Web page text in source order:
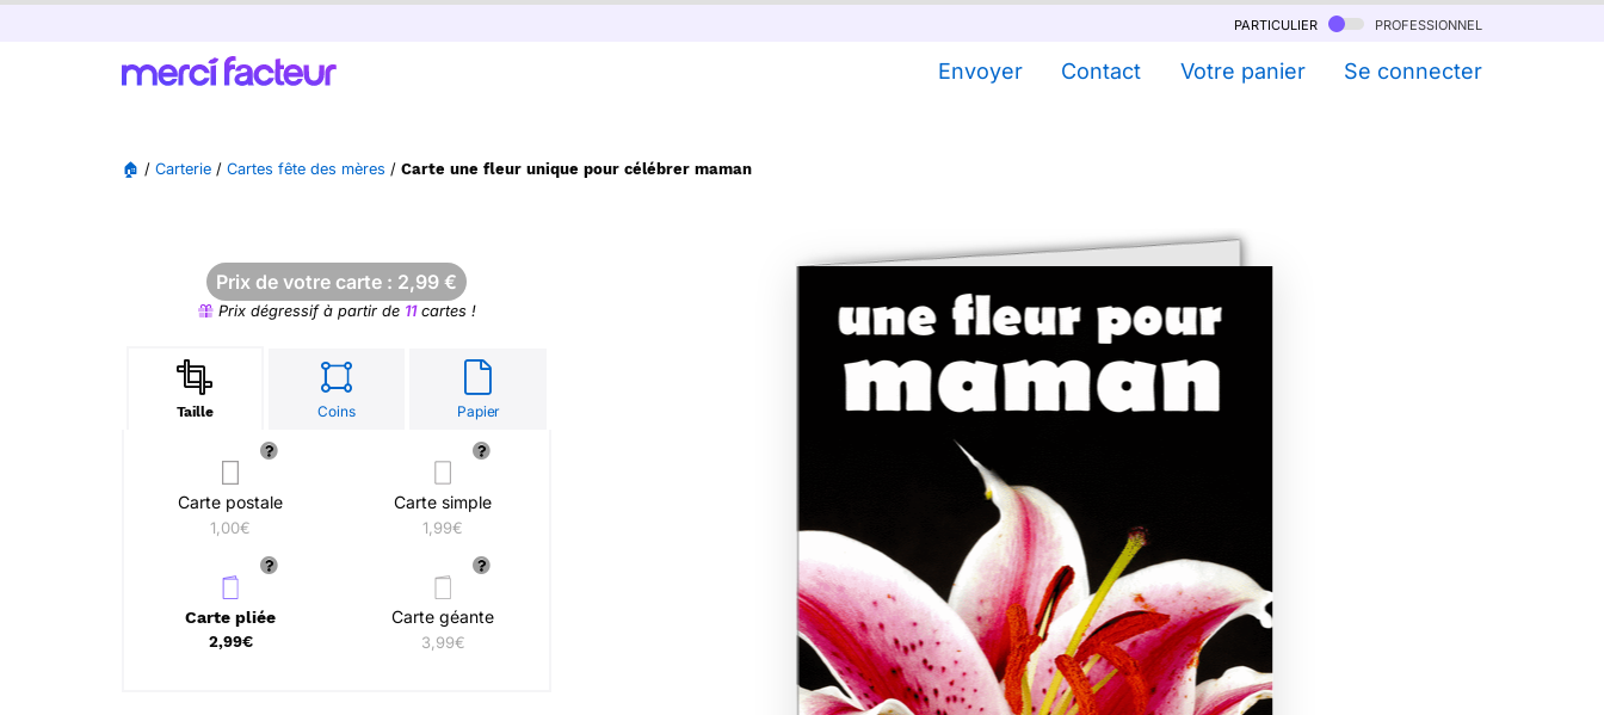
particulier professionnel
Envoyer Contact Votre panier Se connecter
🏠 / Carterie / Cartes fête des mères / Carte une fleur unique pour célébrer maman
Prix de votre carte : 2,99 €
Prix dégressif à partir de 11cartes !
Taille Coins Papier
Carte postale
1,00€
Carte simple
1,99€
Carte pliée
2,99€
Carte géante
3,99€